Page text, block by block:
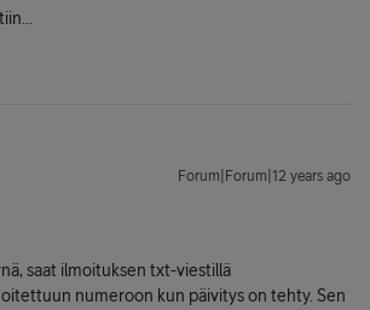
Forum|Forum|12 years ago
saat ilmoituksen txt-viestillä
numeroon kun päivitys on tehty. Sen